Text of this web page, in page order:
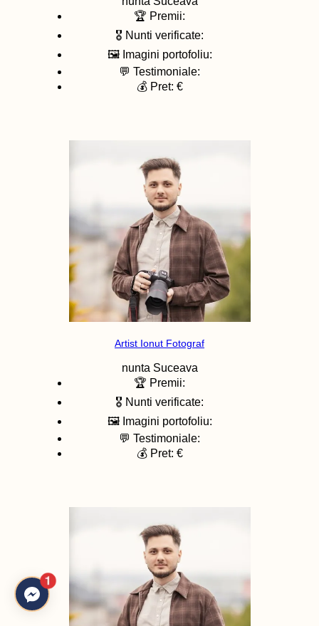
🏆 Premii:
🎖️ Nunti verificate:
🖼️ Imagini portofoliu:
💬 Testimoniale:
💰 Pret: €
Artist Ionut Fotograf
nunta Suceava
🏆 Premii:
🎖️ Nunti verificate:
🖼️ Imagini portofoliu:
💬 Testimoniale:
💰 Pret: €